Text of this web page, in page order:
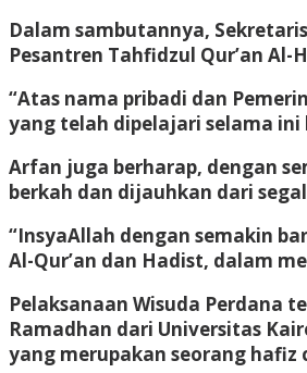
Dalam sambutannya,
Pesantren Tahfidzul Qur’an
“Atas nama pribadi dan
yang telah dipelajari selama
Arfan juga berharap, dengan
berkah dan dijauhkan dari
“InsyaAllah dengan semakin
Al-Qur’an dan Hadist, dalam
Pelaksanaan Wisuda Perdana
Ramadhan dari Universitas
yang merupakan seorang hafiz